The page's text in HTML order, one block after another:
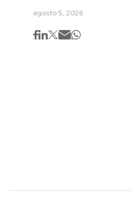
agosto 5, 2026